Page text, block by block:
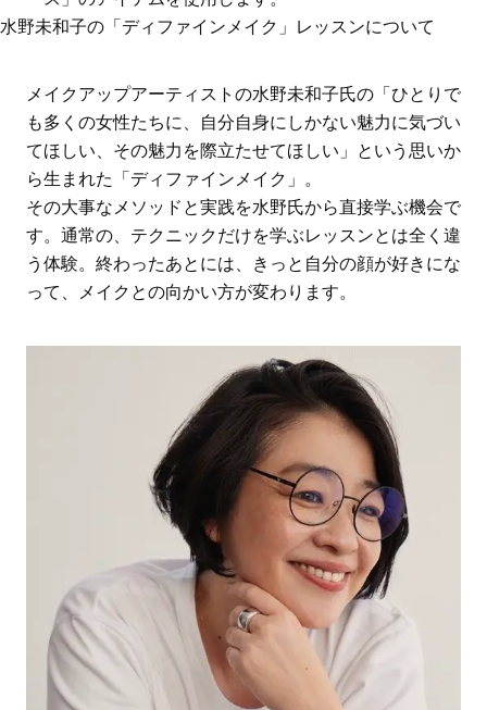
水野未和子の「ディファインメイク」レッスンについて
メイクアップアーティストの水野未和子氏の「ひとりで
も多くの女性たちに、自分自身にしかない魅力に気づい
てほしい、その魅力を際立たせてほしい」という思いか
ら生まれた「ディファインメイク」。
その大事なメソッドと実践を水野氏から直接学ぶ機会で
す。通常の、テクニックだけを学ぶレッスンとは全く違
う体験。終わったあとには、きっと自分の顔が好きにな
って、メイクとの向かい方が変わります。